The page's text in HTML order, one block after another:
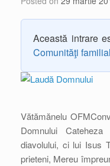
Această intrare
Comunităţi
Vătămănelu
Domnului
diavolului, ci lui Isus
prieteni, Mereu